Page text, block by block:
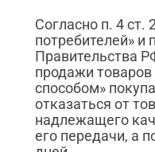
Согласно п. 4 ст.
потребителей» и
Правительства
продажи
способом»
отказаться от
надлежащего
его передачи, а